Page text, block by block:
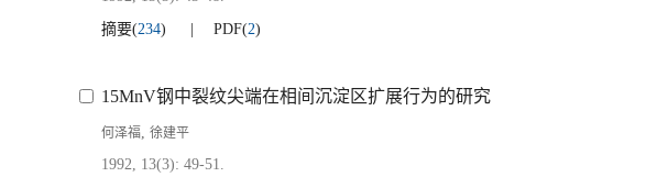
摘要(234) PDF(2)
15MnV钢中裂纹尖端在相间沉淀区扩展行为的研究
何泽福, 徐建平
1992, 13(3): 49-51.